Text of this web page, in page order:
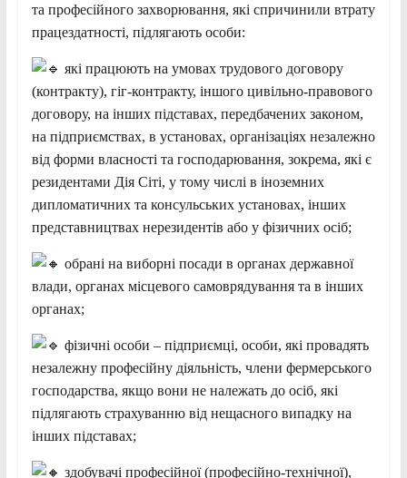
та професійного захворювання, які спричинили втрату
працездатності, підлягають особи:
які працюють на умовах трудового договору
(контракту), гіг-контракту, іншого цивільно-правового
договору, на інших підставах, передбачених законом,
на підприємствах, в установах, організаціях незалежно
від форми власності та господарювання, зокрема, які є
резидентами Дія Сіті, у тому числі в іноземних
дипломатичних та консульських установах, інших
представництвах нерезидентів або у фізичних осіб;
обрані на виборні посади в органах державної
влади, органах місцевого самоврядування та в інших
органах;
фізичні особи – підприємці, особи, які провадять
незалежну професійну діяльність, члени фермерського
господарства, якщо вони не належать до осіб, які
підлягають страхуванню від нещасного випадку на
інших підставах;
здобувачі професійної (професійно-технічної),